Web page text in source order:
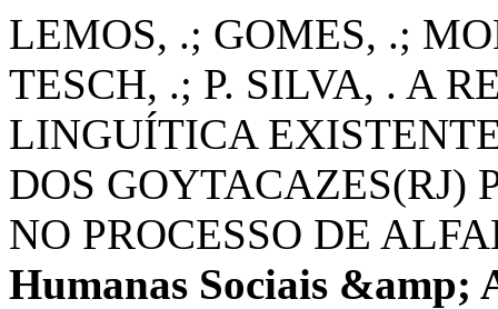
LEMOS, .; GOMES, .;
TESCH, .; P. SILVA, . A
LINGUÍTICA
DOS GOYTACAZES(RJ)
NO PROCESSO DE
Humanas Sociais &amp;